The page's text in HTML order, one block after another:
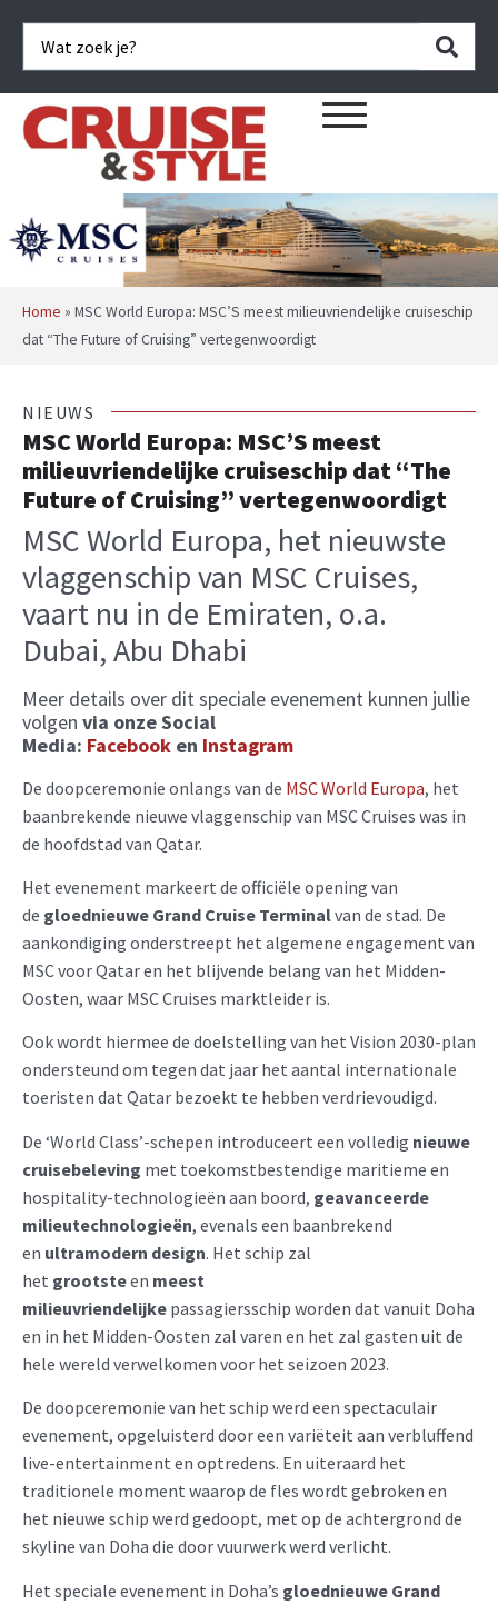
Home » MSC World Europa: MSC’S meest milieuvriendelijke cruiseschip
dat “The Future of Cruising” vertegenwoordigt
NIEUWS
MSC World Europa: MSC’S meest
milieuvriendelijke cruiseschip dat “The
Future of Cruising” vertegenwoordigt
MSC World Europa, het nieuwste
vlaggenschip van MSC Cruises,
vaart nu in de Emiraten, o.a.
Dubai, Abu Dhabi
Meer details over dit speciale evenement kunnen jullie
volgen via onze Social
Media: Facebook en Instagram
De doopceremonie onlangs van de MSC World Europa, het
baanbrekende nieuwe vlaggenschip van MSC Cruises was in
de hoofdstad van Qatar.
Het evenement markeert de officiële opening van
de gloednieuwe Grand Cruise Terminalvan de stad. De
aankondiging onderstreept het algemene engagement van
MSC voor Qatar en het blijvende belang van het Midden-
Oosten, waar MSC Cruises marktleider is.
Ook wordt hiermee de doelstelling van het Vision 2030-plan
ondersteund om tegen dat jaar het aantal internationale
toeristen dat Qatar bezoekt te hebben verdrievoudigd.
De ‘World Class’-schepen introduceert een volledig nieuwe
cruisebeleving met toekomstbestendige maritieme en
hospitality-technologieën aan boord, geavanceerde
milieutechnologieën, evenals een baanbrekend
en ultramodern design. Het schip zal
het grootsteen meest
milieuvriendelijke passagiersschip worden dat vanuit Doha
en in het Midden-Oosten zal varen en het zal gasten uit de
hele wereld verwelkomen voor het seizoen 2023.
De doopceremonie van het schip werd een spectaculair
evenement, opgeluisterd door een variëteit aan verbluffend
live-entertainment en optredens. En uiteraard het
traditionele moment waarop de fles wordt gebroken en
het nieuwe schip werd gedoopt, met op de achtergrond de
skyline van Doha die door vuurwerk werd verlicht.
Het speciale evenement in Doha’s gloednieuwe Grand